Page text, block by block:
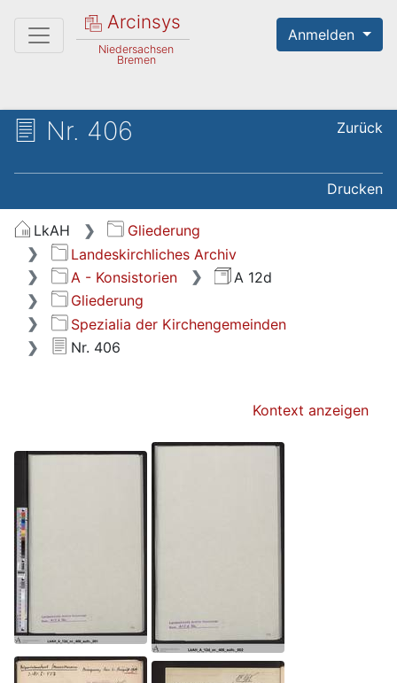
Arcinsys
Niedersachsen
Bremen
Anmelden
Nr. 406 Zurück
Drucken
LkAH
Gliederung
Landeskirchliches Archiv
A - Konsistorien
A 12d
Gliederung
Spezialia der Kirchengemeinden
Nr. 406
Kontext anzeigen